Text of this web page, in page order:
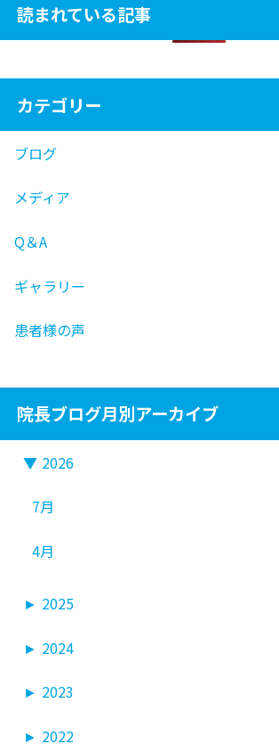
読まれている記事
カテゴリー
ブログ
メディア
Q＆A
ギャラリー
患者様の声
院長ブログ月別アーカイブ
▼ 2026
7月
4月
► 2025
► 2024
► 2023
► 2022